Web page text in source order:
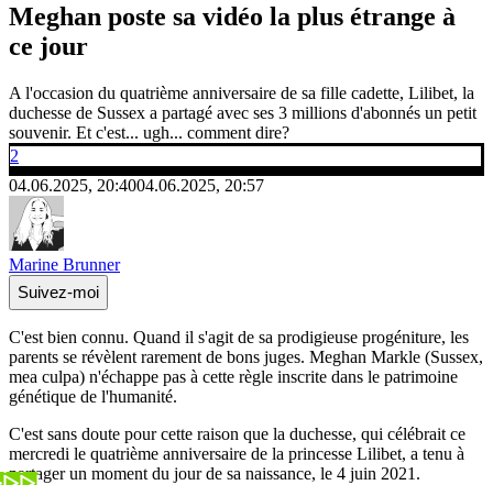
Meghan poste sa vidéo la plus étrange à
ce jour
A l'occasion du quatrième anniversaire de sa fille cadette, Lilibet, la
duchesse de Sussex a partagé avec ses 3 millions d'abonnés un petit
souvenir. Et c'est... ugh... comment dire?
2
04.06.2025, 20:4004.06.2025, 20:57
Marine Brunner
Suivez-moi
C'est bien connu. Quand il s'agit de sa prodigieuse progéniture, les
parents se révèlent rarement de bons juges. Meghan Markle (Sussex,
mea culpa) n'échappe pas à cette règle inscrite dans le patrimoine
génétique de l'humanité.
C'est sans doute pour cette raison que la duchesse, qui célébrait ce
mercredi le quatrième anniversaire de la princesse Lilibet, a tenu à
partager un moment du jour de sa naissance, le 4 juin 2021.